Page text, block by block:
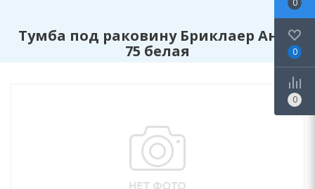
Тумба под раковину Бриклаер Анна
75 белая
0
0
0